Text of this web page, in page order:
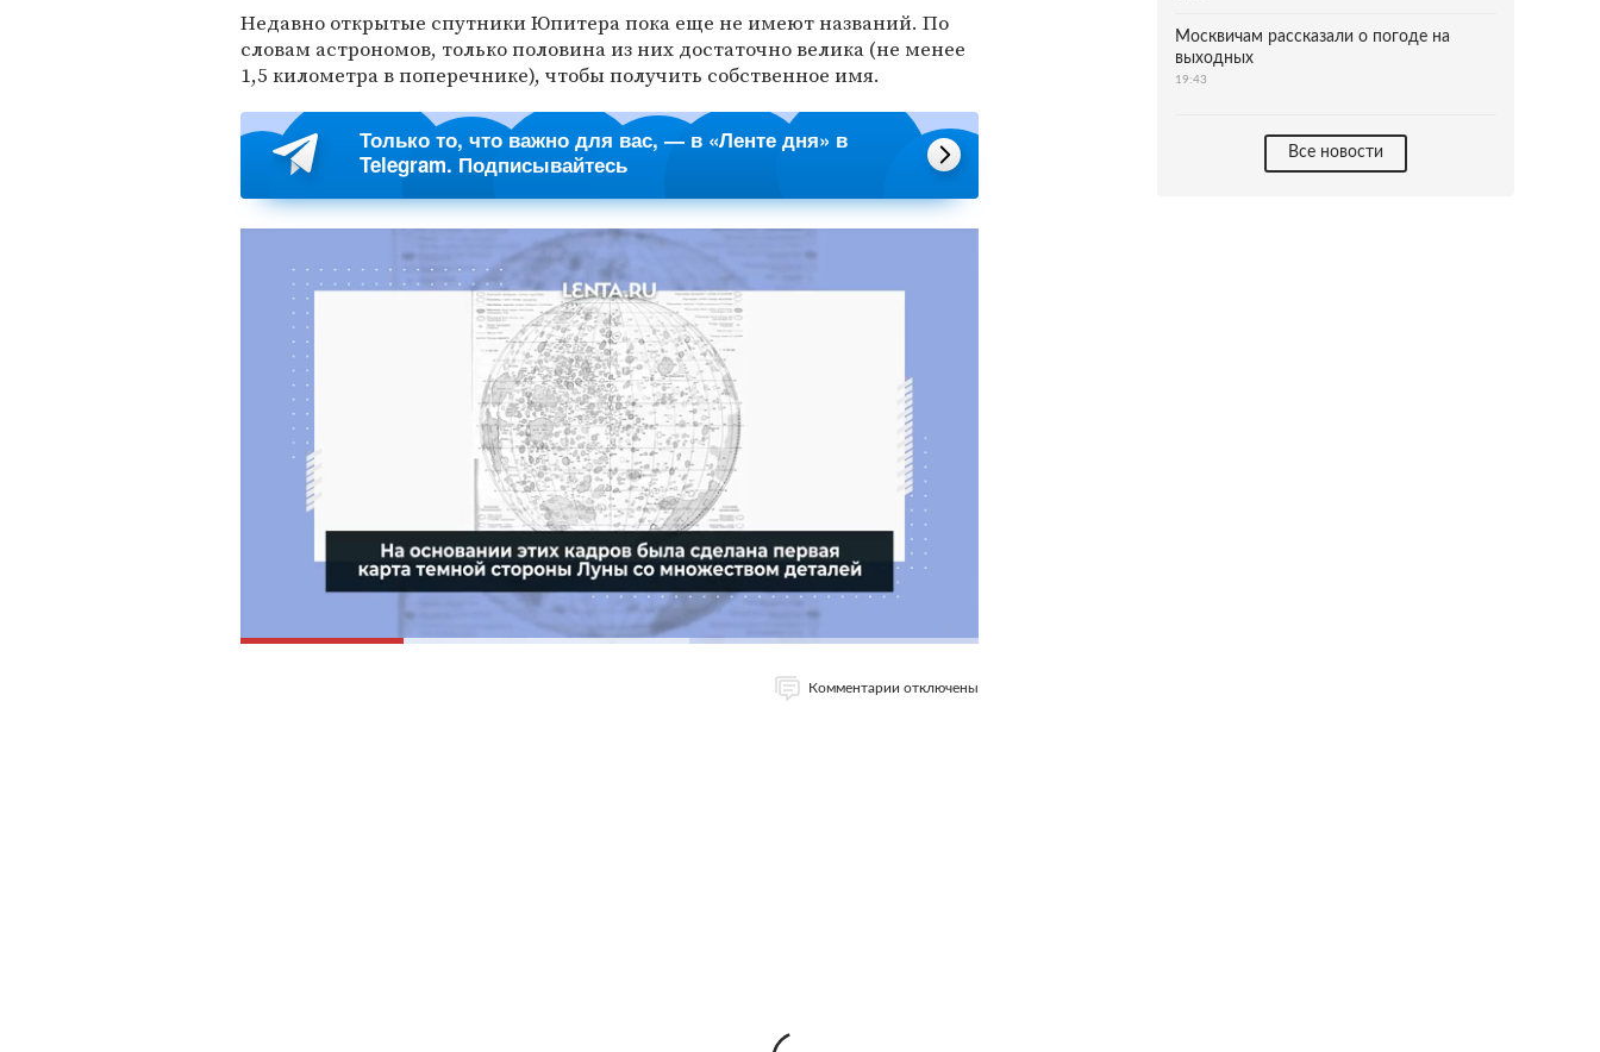
Недавно открытые спутники Юпитера пока еще не имеют названий. По
словам астрономов, только половина из них достаточно велика (не менее
1,5 километра в поперечнике), чтобы получить собственное имя.
Только то, что важно для вас, — в «Ленте дня» в
Telegram. Подписывайтесь
Комментарии отключены
Москвичам рассказали о погоде на
выходных
19:43
Все новости